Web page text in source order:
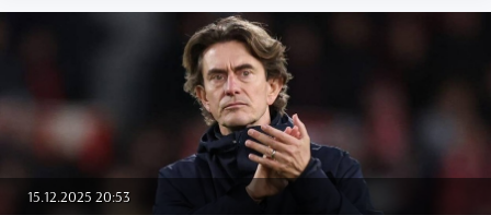
15.12.2025 20:53